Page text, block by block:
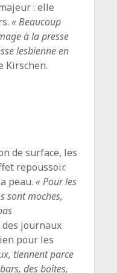
: elle
« Beaucoup
à la presse
lesbienne en
Kirschen.
de surface, les
repoussoir.
peau.« Pour les
sont moches,
des journaux
pour les
tiennent parce
des boîtes,